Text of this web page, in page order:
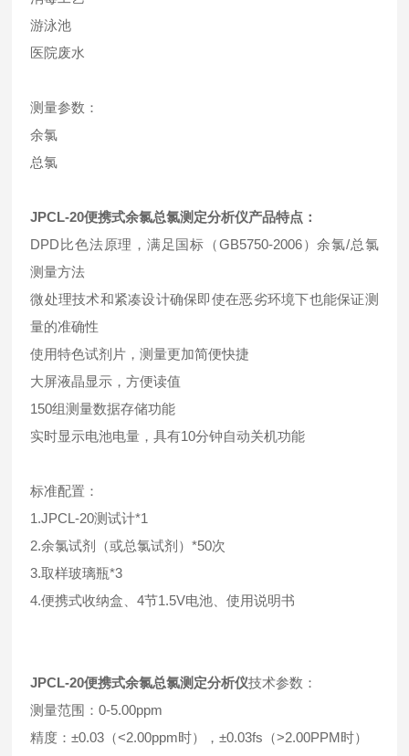
游泳池
医院废水
测量参数：
余氯
总氯
JPCL-20便携式余氯总氯测定分析仪产品特点：
DPD比色法原理，满足国标（GB5750-2006）余氯/总氯
测量方法
微处理技术和紧凑设计确保即使在恶劣环境下也能保证测
量的准确性
使用特色试剂片，测量更加简便快捷
大屏液晶显示，方便读值
150组测量数据存储功能
实时显示电池电量，具有10分钟自动关机功能
标准配置：
1.JPCL-20测试计*1
2.余氯试剂（或总氯试剂）*50次
3.取样玻璃瓶*3
4.便携式收纳盒、4节1.5V电池、使用说明书
JPCL-20便携式余氯总氯测定分析仪技术参数：
测量范围：0-5.00ppm
精度：±0.03（<2.00ppm时），±0.03fs（>2.00PPM时）